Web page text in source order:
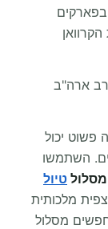
ארה"ב
פשוט יכול
השתמשו
מסלול טיול
מלכותית
מסלול